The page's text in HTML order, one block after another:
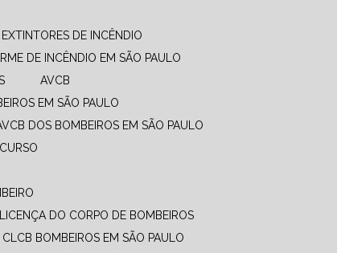
EXTINTORES DE INCÊNDIO
DE INCÊNDIO EM SÃO PAULO
AVCB
EM SÃO PAULO
AVCB DOS BOMBEIROS EM SÃO PAULO
LICENÇA DO CORPO DE BOMBEIROS
CLCB BOMBEIROS EM SÃO PAULO